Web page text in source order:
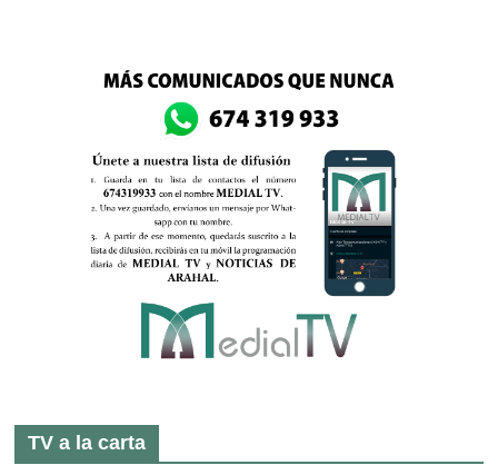
TV a la carta